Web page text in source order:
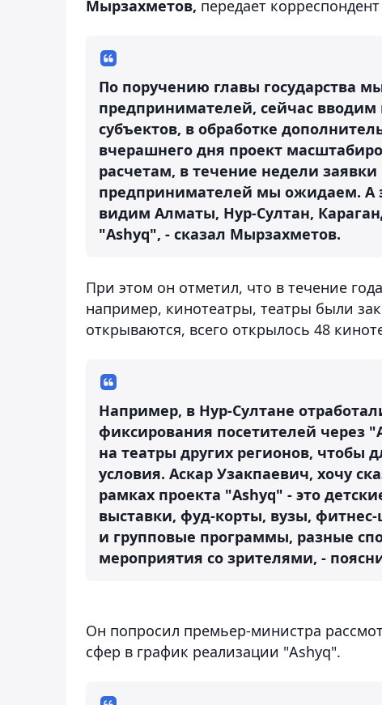
Мырзахметов, передает корреспондент
По поручению главы государства
предпринимателей, сейчас вводим
субъектов, в обработке
вчерашнего дня проект
расчетам, в течение недели
предпринимателей мы ожидаем. А
видим Алматы, Нур-Султан,
"Ashyq", - сказал Мырзахметов.
При этом он отметил, что в течение
например, кинотеатры, театры были
открываются, всего открылось 48
Например, в Нур-Султане
фиксирования посетителей через
на театры других регионов, чтобы
условия. Аскар Узакпаевич, хочу
рамках проекта "Ashyq" - это
выставки, фуд-корты, вузы,
и групповые программы, разные
мероприятия со зрителями, -
Он попросил премьер-министра
сфер в график реализации "Ashyq".